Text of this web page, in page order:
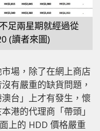
足兩星期就經過從
(讀者來圖)
場，除了在網上商店
有嚴重的缺貨問題，
台」上才有發生，懷
港的代理商「帶頭」
上的 HDD 價格嚴重